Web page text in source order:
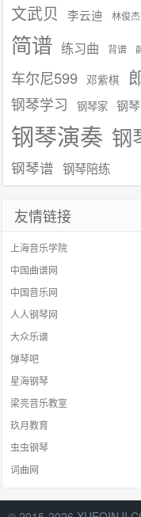
文武贝 李云迪 林俊杰
简谱 练习曲 背谱
车尔尼599 邓紫棋
钢琴学习 钢琴家 钢
钢琴演奏 钢
钢琴谱 钢琴陪练
友情链接
上海音乐学院
中国曲谱网
中国音乐网
人人钢琴网
大众乐谱
弹琴吧
星海钢琴
梁亮音乐教室
玖月教育
虫虫钢琴
词曲网